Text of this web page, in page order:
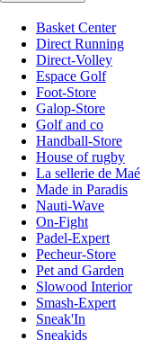
Basket Center
Direct Running
Direct-Volley
Espace Golf
Foot-Store
Galop-Store
Golf and co
Handball-Store
House of rugby
La sellerie de Maé
Made in Paradis
Nauti-Wave
On-Fight
Padel-Expert
Pecheur-Store
Pet and Garden
Slowood Interior
Smash-Expert
Sneak'In
Sneakids